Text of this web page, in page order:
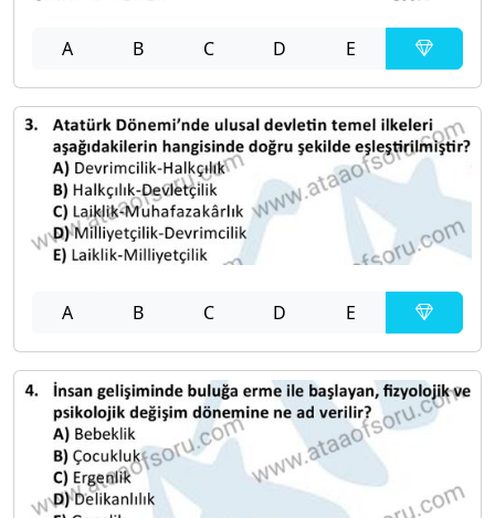
A B C D E
A B C D E